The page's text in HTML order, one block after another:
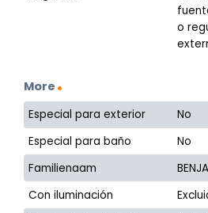
o
More
Especial para exterior
No
Especial para baño
No
Familienaam
Con iluminación